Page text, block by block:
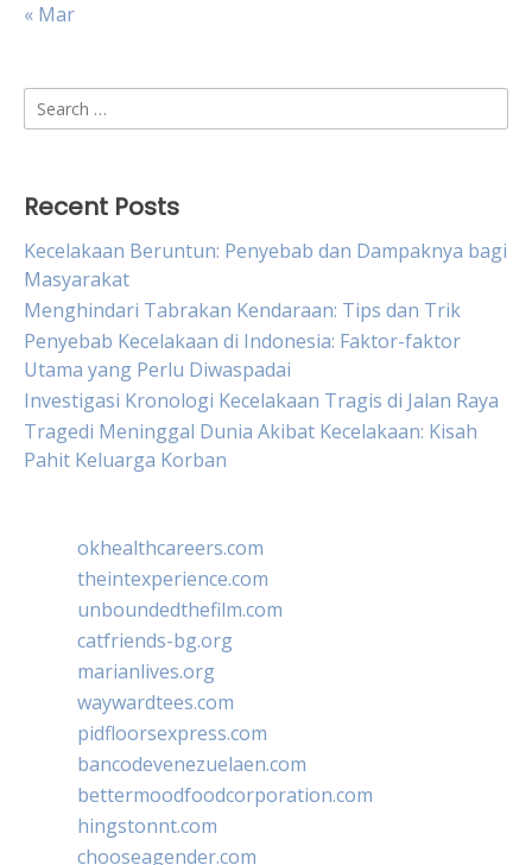
« Mar
Search
for:
Recent Posts
Kecelakaan Beruntun: Penyebab dan Dampaknya bagi
Masyarakat
Menghindari Tabrakan Kendaraan: Tips dan Trik
Penyebab Kecelakaan di Indonesia: Faktor-faktor
Utama yang Perlu Diwaspadai
Investigasi Kronologi Kecelakaan Tragis di Jalan Raya
Tragedi Meninggal Dunia Akibat Kecelakaan: Kisah
Pahit Keluarga Korban
okhealthcareers.com
theintexperience.com
unboundedthefilm.com
catfriends-bg.org
marianlives.org
waywardtees.com
pidfloorsexpress.com
bancodevenezuelaen.com
bettermoodfoodcorporation.com
hingstonnt.com
chooseagender.com